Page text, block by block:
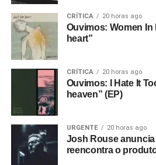
CRÍTICA 20 horas ago
Ouvimos: Women In
heart”
CRÍTICA 20 horas ago
Ouvimos: I Hate It
heaven” (EP)
URGENTE 20 horas ago
Josh Rouse
reencontra o